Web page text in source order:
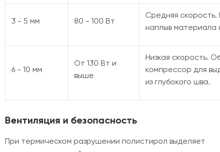
3 - 5 мм 80 - 100 Вт
Средняя скорость.
наплыв материала
6 - 10 мм
От 130 Вт и
выше
Низкая скорость.
компрессор для
из глубокого шва.
Вентиляция и безопасность
При термическом разрушении полистирол выделяет